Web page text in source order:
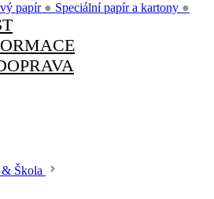
papír ● Speciální papír a kartony ●
Škola